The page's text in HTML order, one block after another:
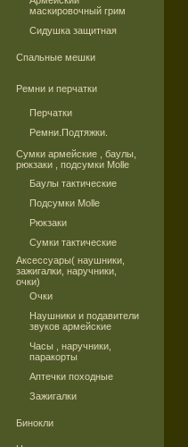
маскировочный грим
Сидушка защитная
Спальные мешки
Ремни и перчатки
Перчатки
Ремни.Подтяжки.
Сумки армейские , баулы,
рюкзаки , подсумки Molle
Баулы тактические
Подсумки Molle
Рюкзаки
Сумки тактические
Аксессуары( наушники,
зажигалки, наручники,
очки)
Очки
Наушники и подавители
звуков армейские
Часы , наручники,
паракорты
Аптечки походные
Зажигалки
Бинокли